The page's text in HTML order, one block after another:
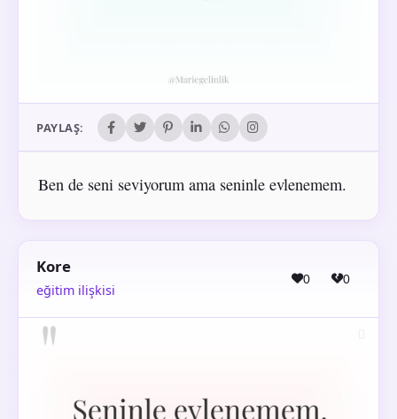
PAYLAŞ:
Ben de seni seviyorum ama seninle evlenemem.
Kore
eğitim ilişkisi
0 0